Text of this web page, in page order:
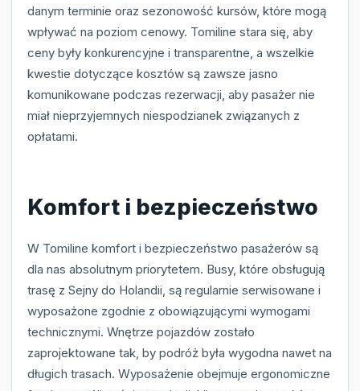
danym terminie oraz sezonowość kursów, które mogą
wpływać na poziom cenowy. Tomiline stara się, aby
ceny były konkurencyjne i transparentne, a wszelkie
kwestie dotyczące kosztów są zawsze jasno
komunikowane podczas rezerwacji, aby pasażer nie
miał nieprzyjemnych niespodzianek związanych z
opłatami.
Komfort i bezpieczeństwo
W Tomiline komfort i bezpieczeństwo pasażerów są
dla nas absolutnym priorytetem. Busy, które obsługują
trasę z Sejny do Holandii, są regularnie serwisowane i
wyposażone zgodnie z obowiązującymi wymogami
technicznymi. Wnętrze pojazdów zostało
zaprojektowane tak, by podróż była wygodna nawet na
długich trasach. Wyposażenie obejmuje ergonomiczne